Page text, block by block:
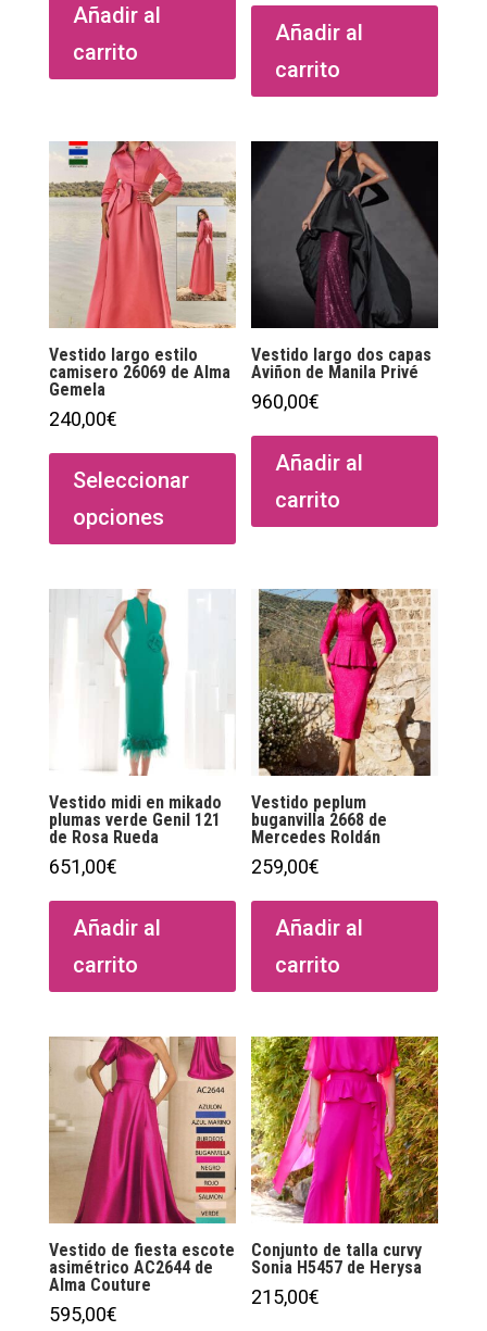
Añadir al
carrito
Añadir al
carrito
Vestido largo estilo
camisero 26069 de Alma
Gemela
240,00€
Seleccionar
opciones
Este
producto
múltiples
Las
opciones
pueden
elegir
página
de
producto
Vestido largo dos capas
Aviñon de Manila Privé
960,00€
Añadir al
carrito
Vestido midi en mikado
plumas verde Genil 121
de Rosa Rueda
651,00€
Añadir al
carrito
Vestido peplum
buganvilla 2668 de
Mercedes Roldán
259,00€
Añadir al
carrito
Vestido de fiesta escote
asimétrico AC2644 de
Alma Couture
595,00€
Conjunto de talla curvy
Sonia H5457 de Herysa
215,00€